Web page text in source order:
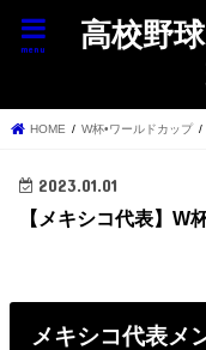
高校野
menu
HOME W杯•ワールドカップ
2023.01.01
【メキシコ代表】W
メキシコ代表メ